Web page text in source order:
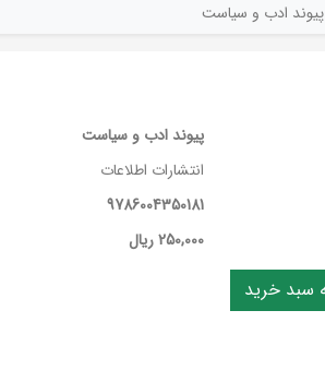
پیوند ادب و سیاست
پیوند ادب و سیاست
انتشارات اطلاعات
9786004350181
250,000 ریال